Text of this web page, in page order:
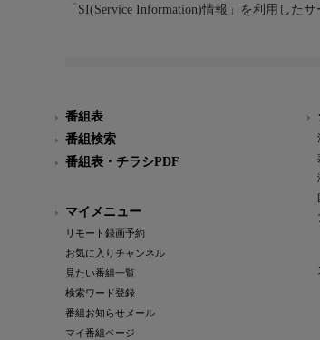
「SI(Service Information)情報」を利用した
番組表
番組検索
番組表・チラシPDF
マイメニュー
リモート録画予約
お気に入りチャンネル
見たい番組一覧
検索ワード登録
番組お知らせメール
マイ番組ページ